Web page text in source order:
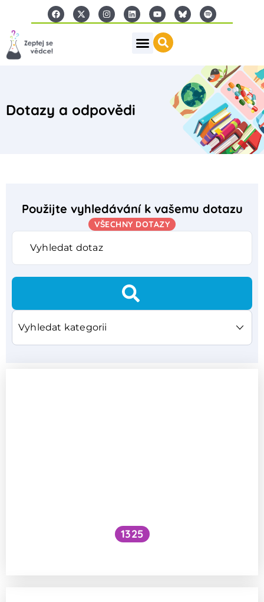
Dotazy a odpovědi
Použijte vyhledávání k vašemu dotazu
VŠECHNY DOTAZY
1325